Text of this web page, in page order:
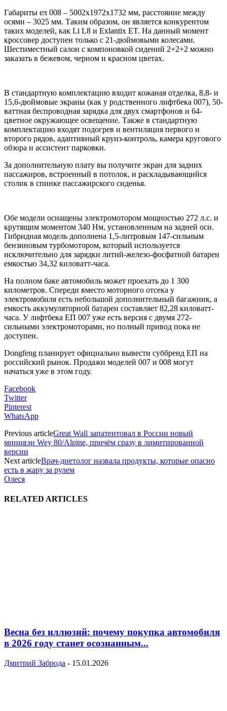
Габариты eπ 008 – 5002x1972x1732 мм, расстояние между
осями – 3025 мм. Таким образом, он является конкурентом
таких моделей, как Li L8 и Exlantix ET. На данный момент
кроссовер доступен только с 21-дюймовыми колесами.
Шестиместный салон с компоновкой сидений 2+2+2 можно
заказать в бежевом, черном и красном цветах.
В стандартную комплектацию входит кожаная отделка, 8,8- и
15,6-дюймовые экраны (как у родственного лифтбека 007), 50-
ваттная беспроводная зарядка для двух смартфонов и 64-
цветное окружающее освещение. Также в стандартную
комплектацию входят подогрев и вентиляция первого и
второго рядов, адаптивный круиз-контроль, камера кругового
обзора и ассистент парковки.
За дополнительную плату вы получите экран для задних
пассажиров, встроенный в потолок, и раскладывающийся
столик в спинке пассажирского сиденья.
Обе модели оснащены электромотором мощностью 272 л.с. и
крутящим моментом 340 Нм, установленным на задней оси.
Гибридная модель дополнена 1,5-литровым 147-сильным
бензиновым турбомотором, который используется
исключительно для зарядки литий-железо-фосфатной батареи
емкостью 34,32 киловатт-часа.
На полном баке автомобиль может проехать до 1 300
километров. Спереди вместо моторного отсека у
электромобиля есть небольшой дополнительный багажник, а
емкость аккумуляторной батареи составляет 82,28 киловатт-
часа. У лифтбека EΠ 007 уже есть версия с двумя 272-
сильными электромоторами, но полный привод пока не
доступен.
Dongfeng планирует официально вывести суббренд EΠ на
российский рынок. Продажи моделей 007 и 008 могут
начаться уже в этом году.
Facebook
Twitter
Pinterest
WhatsApp
Previous articleGreat Wall запатентовал в России новый
минивэн Wey 80/Alpine, причём сразу в лимитированной
версии
Next articleВрач-диетолог назвала продукты, которые опасно
есть в жару за рулем
Олеся
RELATED ARTICLES
Весна без иллюзий: почему покупка автомобиля
в 2026 году станет осознанным...
Дмитрий Заброда - 15.01.2026